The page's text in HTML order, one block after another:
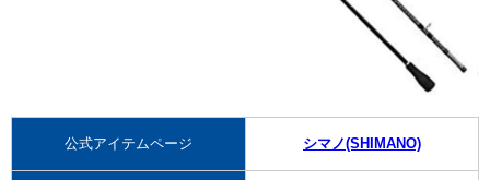
公式アイテムページ シマノ(SHIMANO)